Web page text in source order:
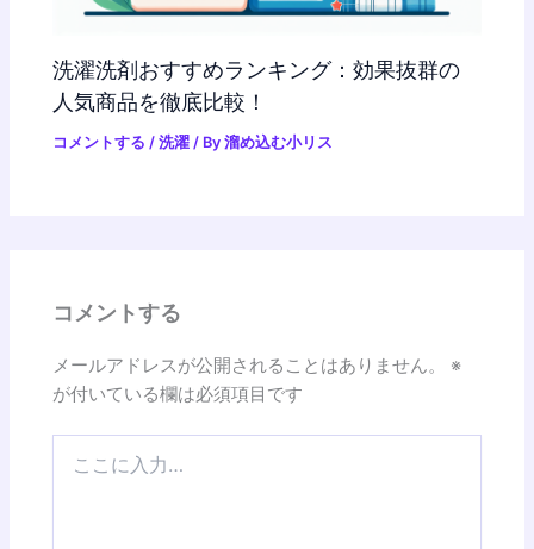
洗濯洗剤おすすめランキング：効果抜群の
人気商品を徹底比較！
コメントする /洗濯 / By溜め込む小リス
コメントする
メールアドレスが公開されることはありません。
※
が付いている欄は必須項目です